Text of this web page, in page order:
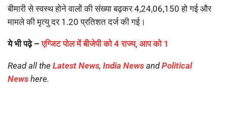
बीमारी से स्वस्थ होने वालों की संख्या बढ़कर 4,24,06,150 हो गई और
मामले की मृत्यु दर 1.20 प्रतिशत दर्ज की गई।
ये भी पढ़े –एग्जिट पोल में बीजेपी को 4 राज्य, आप को 1
Read all the Latest News, India News andPolitical
News here.